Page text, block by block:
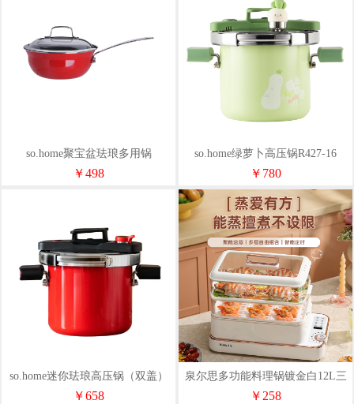
so.home聚宝盆珐琅多用锅
（2.6L）R415-22B
￥498
so.home绿萝卜高压锅R427-16
￥780
so.home迷你珐琅高压锅（双盖）
R427-16
￥658
泉尔思多功能料理锅镀金白12L三
层LLG-1350A
￥258